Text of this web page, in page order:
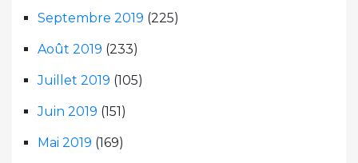
Septembre 2019 (225)
Août 2019 (233)
Juillet 2019 (105)
Juin 2019 (151)
Mai 2019 (169)